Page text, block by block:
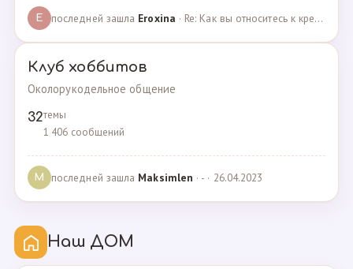
E последней зашла Eroxina · Re: Как вы относитесь к кредитам? · 06.04.2025
Клуб хоббитов
Околорукодельное общение
32темы
1 406 сообщений
M последней зашла Maksimlen · - · 26.04.2023
Наш ДОМ